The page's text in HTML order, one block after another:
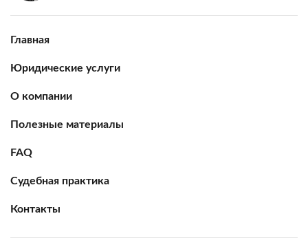
Главная
Юридические услуги
О компании
Полезные материалы
FAQ
Судебная практика
Контакты